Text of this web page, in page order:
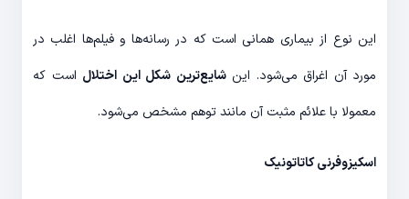
این نوع از بیماری همانی است که در رسانه‌ها و فیلم‌ها اغلب در
مورد آن اغراق می‌شود. اینشایع‌ترین شکل این اختلال است که
معمولا با علائم مثبت آن مانند توهم مشخص می‌شود.
اسکیزوفرنی کاتاتونیک